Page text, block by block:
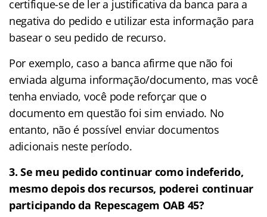
certifique-se de ler a justificativa da banca para a
negativa do pedido e utilizar esta informação para
basear o seu pedido de recurso.
Por exemplo, caso a banca afirme que não foi
enviada alguma informação/documento, mas você
tenha enviado, você pode reforçar que o
documento em questão foi sim enviado. No
entanto, não é possível enviar documentos
adicionais neste período.
3. Se meu pedido continuar como indeferido,
mesmo depois dos recursos, poderei continuar
participando da Repescagem OAB 45?